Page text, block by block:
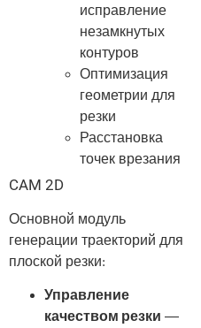
исправление
незамкнутых
контуров
Оптимизация
геометрии для
резки
Расстановка
точек врезания
CAM 2D
Основной модуль
генерации траекторий для
плоской резки:
Управление
качеством резки —